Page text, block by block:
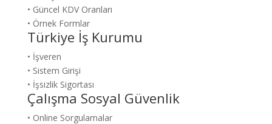
• Güncel KDV Oranları
• Örnek Formlar
Türkiye İş Kurumu
• İşveren
• Sistem Girişi
• İşsizlik Sigortası
Çalışma Sosyal Güvenlik
• Online Sorgulamalar